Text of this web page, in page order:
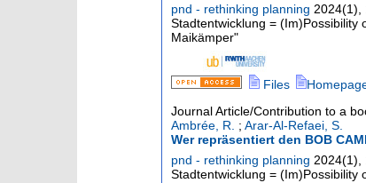
pnd - rethinking planning 2024(1),
Stadtentwicklung =
Maikämper"
Files
Journal Article/Contribution to a
Ambrée, R.
; Arar-Al-Refaei, S.
Wer repräsentiert den BOB
pnd - rethinking planning 2024(1),
Stadtentwicklung =